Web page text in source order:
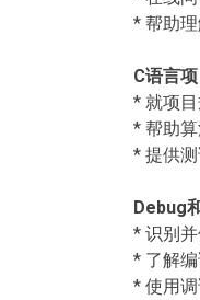
* 帮助
C语言
* 就项
* 帮助
* 提供
Debug
* 识别
* 了解
* 使用